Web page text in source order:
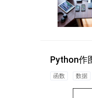
Python作
函数 数据